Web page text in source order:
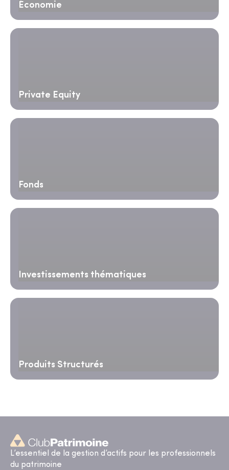
Économie
Private Equity
Fonds
Investissements thématiques
Produits Structurés
L’essentiel de la gestion d’actifs pour les professionnels
du patrimoine